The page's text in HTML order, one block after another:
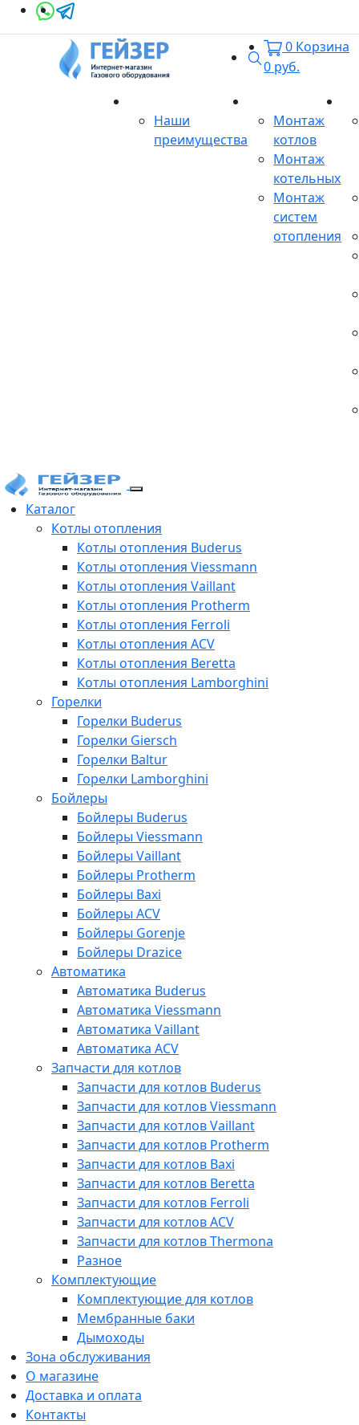
Поиск
0 Корзина
0 руб.
Наши
преимущества
Монтаж
котлов
Монтаж
котельных
Монтаж
систем
отопления
Каталог
Котлы отопления
Котлы отопления Buderus
Котлы отопления Viessmann
Котлы отопления Vaillant
Котлы отопления Protherm
Котлы отопления Ferroli
Котлы отопления ACV
Котлы отопления Beretta
Котлы отопления Lamborghini
Горелки
Горелки Buderus
Горелки Giersch
Горелки Baltur
Горелки Lamborghini
Бойлеры
Бойлеры Buderus
Бойлеры Viessmann
Бойлеры Vaillant
Бойлеры Protherm
Бойлеры Baxi
Бойлеры ACV
Бойлеры Gorenje
Бойлеры Drazice
Автоматика
Автоматика Buderus
Автоматика Viessmann
Автоматика Vaillant
Автоматика ACV
Запчасти для котлов
Запчасти для котлов Buderus
Запчасти для котлов Viessmann
Запчасти для котлов Vaillant
Запчасти для котлов Protherm
Запчасти для котлов Baxi
Запчасти для котлов Beretta
Запчасти для котлов Ferroli
Запчасти для котлов ACV
Запчасти для котлов Thermona
Разное
Комплектующие
Комплектующие для котлов
Мембранные баки
Дымоходы
Зона обслуживания
О магазине
Доставка и оплата
Контакты